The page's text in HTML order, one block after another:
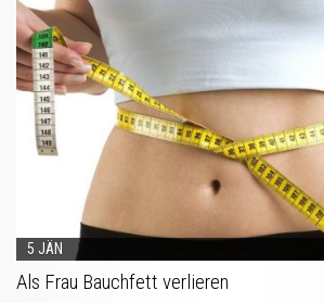
5 JÄN
Als Frau Bauchfett verlieren